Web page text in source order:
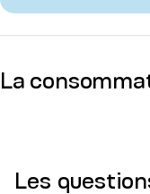
La
Les